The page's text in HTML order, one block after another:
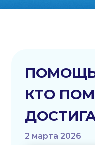
ПОМОЩЬ
КТО
2 марта 2026